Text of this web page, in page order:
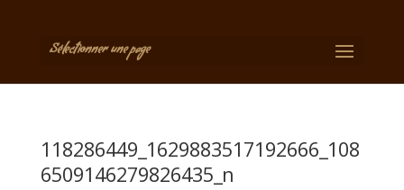
Sélectionner une page
118286449_1629883517192666_108
6509146279826435_n